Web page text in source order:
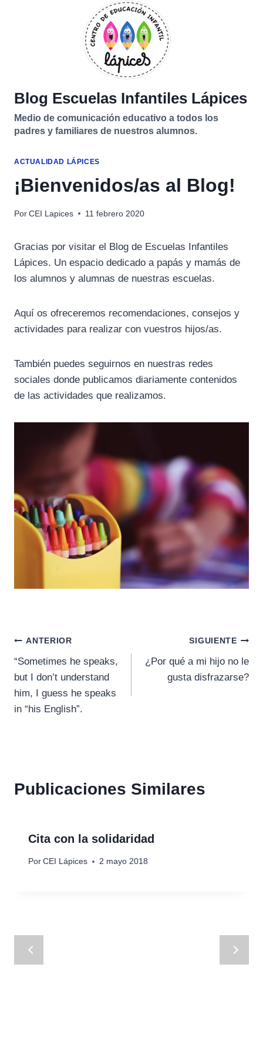
Blog Escuelas Infantiles Lápices
Medio de comunicación educativo a todos los
padres y familiares de nuestros alumnos.
ACTUALIDAD LÁPICES
¡Bienvenidos/as al Blog!
Por CEI Lapices 11 febrero 2020
Gracias por visitar el Blog de Escuelas Infantiles
Lápices. Un espacio dedicado a papás y mamás de
los alumnos y alumnas de nuestras escuelas.
Aquí os ofreceremos recomendaciones, consejos y
actividades para realizar con vuestros hijos/as.
También puedes seguirnos en nuestras redes
sociales donde publicamos diariamente contenidos
de las actividades que realizamos.
Navegación
de
entradas
ANTERIOR
“Sometimes he speaks,
but I don’t understand
him, I guess he speaks
in “his English”.
SIGUIENTE
¿Por qué a mi hijo no le
gusta disfrazarse?
Publicaciones Similares
Cita con la solidaridad
Por CEI Lápices 2 mayo 2018